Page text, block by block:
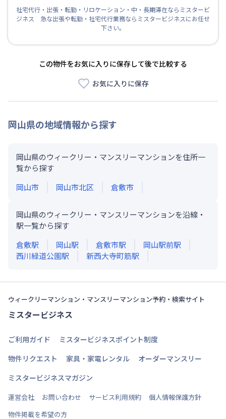
社宅代行・出張・転勤・リロケーション・中・長期滞在ならミスタービ
ジネス 急な出張や転勤・社宅代行業務ならミスタービジネスにお任せ
下さい。
この物件をお気に入りに保存して後で比較する
お気に入りに保存
岡山県の地域情報から探す
岡山県のウィークリー・マンスリーマンションを住所一
覧から探す
岡山市
岡山市北区 倉敷市
岡山県のウィークリー・マンスリーマンションを沿線・
駅一覧から探す
倉敷駅 岡山駅 倉敷市駅 岡山駅前駅
西川緑道公園駅 新西大寺町筋駅
ウィークリーマンション・マンスリーマンション予約・検索サイト
ミスタービジネス
ご利用ガイド
ミスタービジネスポイント制度
物件リクエスト
家具・家電レンタル
オーダーマンスリー
ミスタービジネスマガジン
運営会社 お問い合わせ サービス利用規約
個人情報保護方針
物件掲載を希望の方